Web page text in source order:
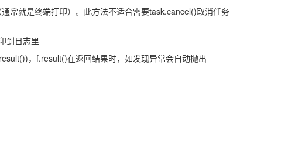
常就是终端打印）。此方法不适合需要task.cancel()取消任务
到日志里
，f.result()在返回结果时，如发现异常会自动抛出